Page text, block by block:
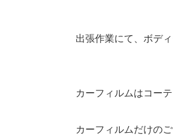
出張作業にて、ボデ
カーフィルムはコー
カーフィルムだけの